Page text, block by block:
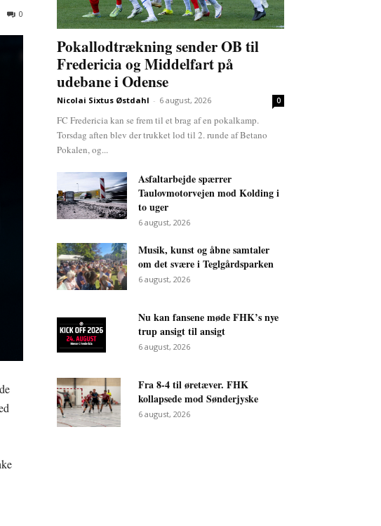
0
Pokallodtrækning sender OB til
Fredericia og Middelfart på
udebane i Odense
Nicolai Sixtus Østdahl - 6 august, 2026 0
FC Fredericia kan se frem til et brag af en pokalkamp.
Torsdag aften blev der trukket lod til 2. runde af Betano
Pokalen, og...
Asfaltarbejde spærrer
Taulovmotorvejen mod Kolding i
to uger
6 august, 2026
Musik, kunst og åbne samtaler
om det svære i Teglgårdsparken
6 august, 2026
Nu kan fansene møde FHK’s nye
trup ansigt til ansigt
6 august, 2026
Fra 8-4 til øretæver. FHK
kollapsede mod Sønderjyske
6 august, 2026